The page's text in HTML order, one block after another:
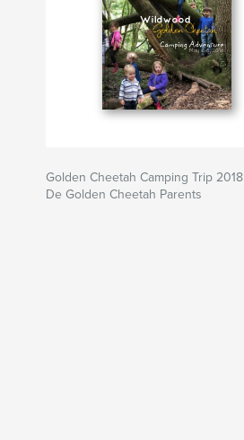
Golden Cheetah Camping Trip 2018
De Golden Cheetah Parents